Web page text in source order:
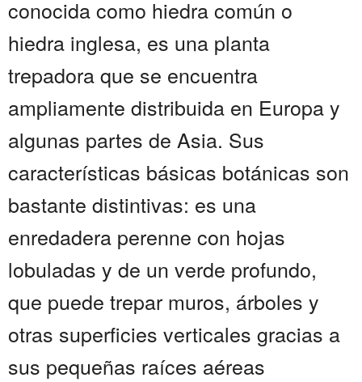
conocida como hiedra común o
hiedra inglesa, es una planta
trepadora que se encuentra
ampliamente distribuida en Europa y
algunas partes de Asia. Sus
características básicas botánicas son
bastante distintivas: es una
enredadera perenne con hojas
lobuladas y de un verde profundo,
que puede trepar muros, árboles y
otras superficies verticales gracias a
sus pequeñas raíces aéreas